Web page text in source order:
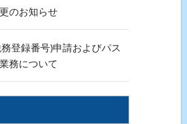
のお知らせ
登録番号)申請およびパス
務について